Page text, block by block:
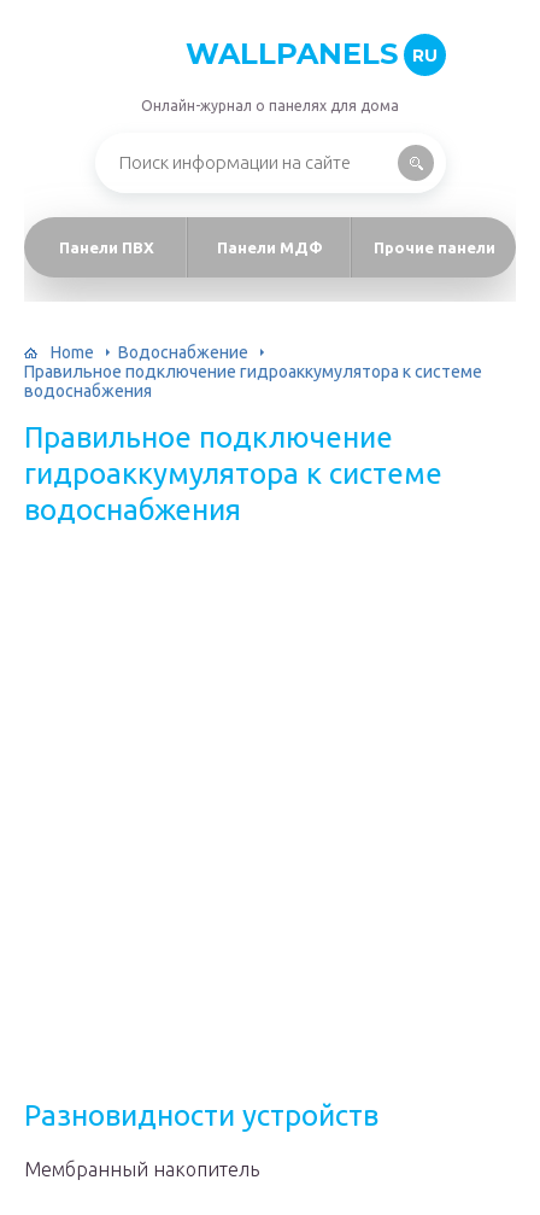
WALLPANELS RU
Онлайн-журнал о панелях для дома
Панели ПВХ Панели МДФ Прочие панели
Home
Водоснабжение
Правильное подключение гидроаккумулятора к системе
водоснабжения
Правильное подключение
гидроаккумулятора к системе
водоснабжения
Разновидности устройств
Мембранный накопитель